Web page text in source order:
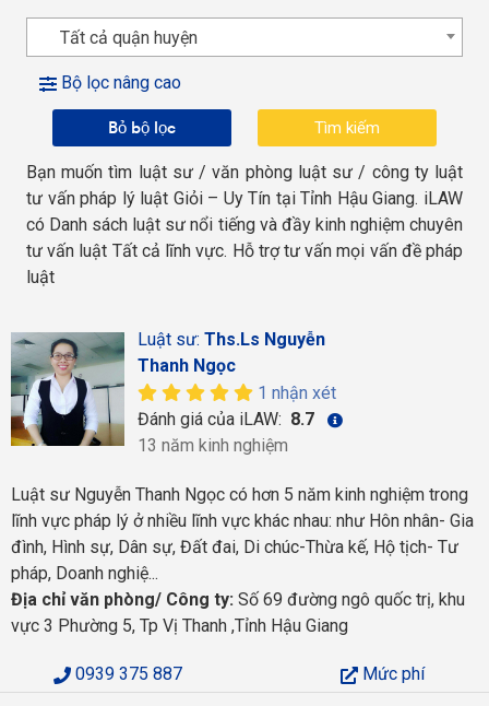
Tất cả quận huyện
Bộ lọc nâng cao
Bỏ bộ lọc
Bạn muốn tìm luật sư / văn phòng luật sư / công ty luật
tư vấn pháp lý luật Giỏi – Uy Tín tại Tỉnh Hậu Giang. iLAW
có Danh sách luật sư nổi tiếng và đầy kinh nghiệm chuyên
tư vấn luật Tất cả lĩnh vực. Hỗ trợ tư vấn mọi vấn đề pháp
luật
Luật sư: Ths.Ls Nguyễn
Thanh Ngọc
1 nhận xét
Đánh giá của iLAW: 8.7
13 năm kinh nghiệm
Luật sư Nguyễn Thanh Ngọc có hơn 5 năm kinh nghiệm trong
lĩnh vực pháp lý ở nhiều lĩnh vực khác nhau: như Hôn nhân- Gia
đình, Hình sự, Dân sự, Đất đai, Di chúc-Thừa kế, Hộ tịch- Tư
pháp, Doanh nghiệ...
Địa chỉ văn phòng/ Công ty: Số 69 đường ngô quốc trị, khu
vực 3 Phường 5, Tp Vị Thanh ,Tỉnh Hậu Giang
0939 375 887
Mức phí